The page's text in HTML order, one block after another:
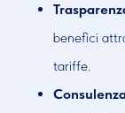
benefici
tariffe.